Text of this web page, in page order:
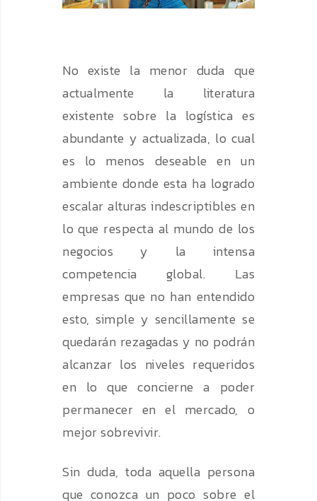
No existe la menor duda que
actualmente la literatura
existente sobre la logística es
abundante y actualizada, lo cual
es lo menos deseable en un
ambiente donde esta ha logrado
escalar alturas indescriptibles en
lo que respecta al mundo de los
negocios y la intensa
competencia global. Las
empresas que no han entendido
esto, simple y sencillamente se
quedarán rezagadas y no podrán
alcanzar los niveles requeridos
en lo que concierne a poder
permanecer en el mercado, o
mejor sobrevivir.
Sin duda, toda aquella persona
que conozca un poco sobre el